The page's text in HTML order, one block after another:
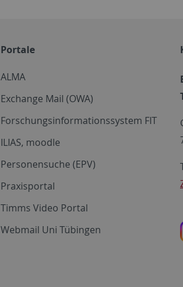
Portale
ALMA
Exchange Mail (OWA)
Forschungsinformationssystem FIT
ILIAS, moodle
Personensuche (EPV)
Praxisportal
Timms Video Portal
Webmail Uni Tübingen